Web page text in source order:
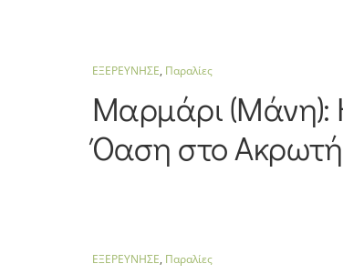
ΕΞΕΡΕΥΝΗΣΕ, Παραλίες
Μαρμάρι
Όαση στο
ΕΞΕΡΕΥΝΗΣΕ, Παραλίες